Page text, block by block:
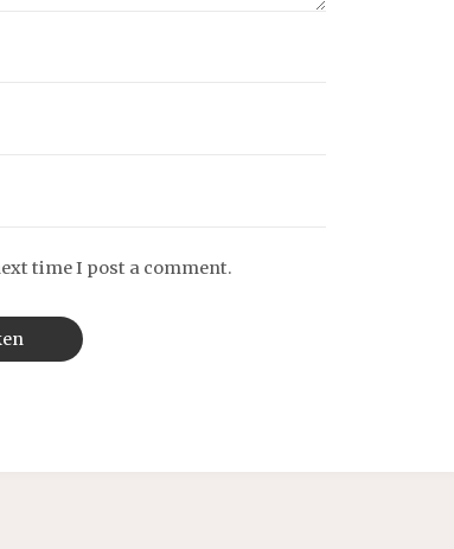
time I post a comment.